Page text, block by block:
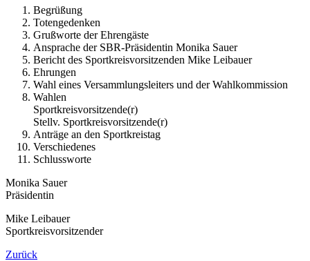
Begrüßung
Totengedenken
Grußworte der Ehrengäste
Ansprache der SBR-Präsidentin Monika Sauer
Bericht des Sportkreisvorsitzenden Mike Leibauer
Ehrungen
Wahl eines Versammlungsleiters und der Wahlkommission
Wahlen
Sportkreisvorsitzende(r)
Stellv. Sportkreisvorsitzende(r)
Anträge an den Sportkreistag
Verschiedenes
Schlussworte
Monika Sauer
Präsidentin
Mike Leibauer
Sportkreisvorsitzender
Zurück